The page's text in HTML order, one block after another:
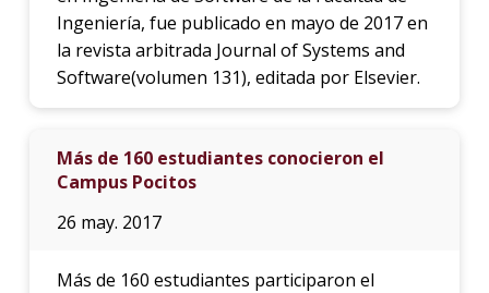
Ingeniería, fue publicado en mayo de 2017 en
la revista arbitrada Journal of Systems and
Software(volumen 131), editada por Elsevier.
Más de 160 estudiantes conocieron el
Campus Pocitos
26 may. 2017
Más de 160 estudiantes participaron el